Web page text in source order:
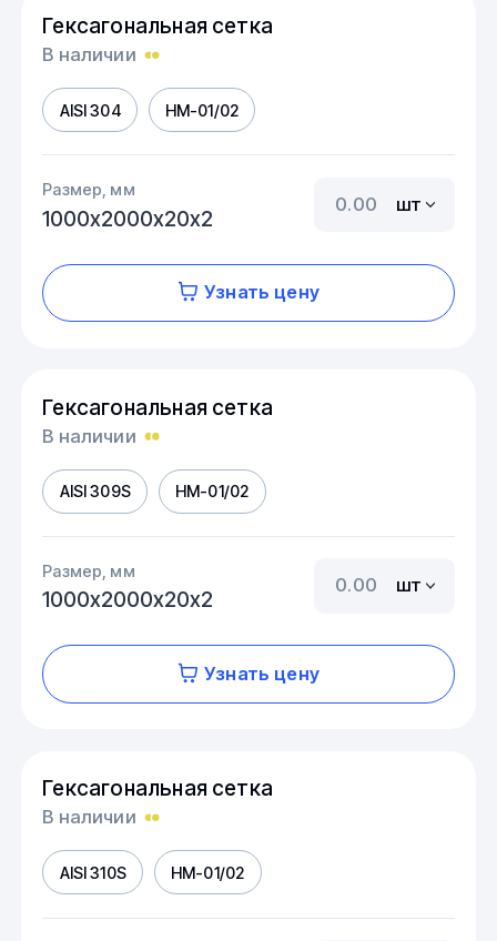
Гексагональная сетка
В наличии
AISI 304 HM-01/02
Размер, мм
1000х2000х20х2
шт
Узнать цену
Гексагональная сетка
В наличии
AISI 309S HM-01/02
Размер, мм
1000х2000х20х2
шт
Узнать цену
Гексагональная сетка
В наличии
AISI 310S HM-01/02